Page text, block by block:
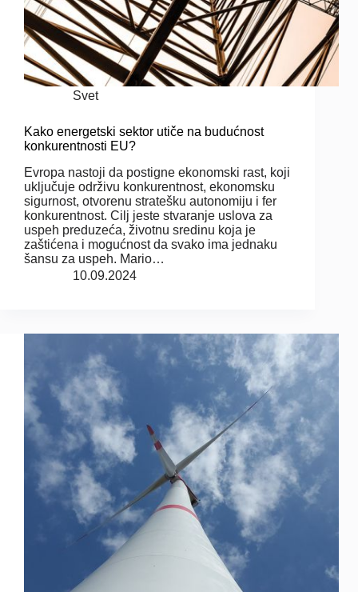
Svet
Kako energetski sektor utiče na budućnost
konkurentnosti EU?
Evropa nastoji da postigne ekonomski rast, koji
uključuje održivu konkurentnost, ekonomsku
sigurnost, otvorenu stratešku autonomiju i fer
konkurentnost. Cilj jeste stvaranje uslova za
uspeh preduzeća, životnu sredinu koja je
zaštićena i mogućnost da svako ima jednaku
šansu za uspeh. Mario…
10.09.2024